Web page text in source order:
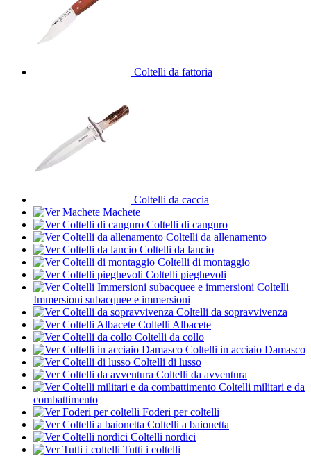
Coltelli da fattoria
Coltelli da caccia
Machete
Coltelli di canguro
Coltelli da allenamento
Coltelli da lancio
Coltelli di montaggio
Coltelli pieghevoli
Coltelli
Immersioni subacquee e immersioni
Coltelli da sopravvivenza
Coltelli Albacete
Coltelli da collo
Coltelli in acciaio Damasco
Coltelli di lusso
Coltelli da avventura
Coltelli militari e da
combattimento
Foderi per coltelli
Coltelli a baionetta
Coltelli nordici
Tutti i coltelli